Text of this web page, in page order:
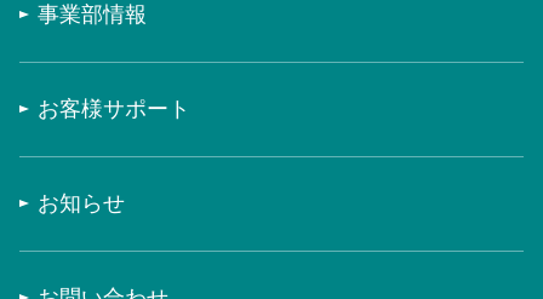
事業部情報
お客様サポート
お知らせ